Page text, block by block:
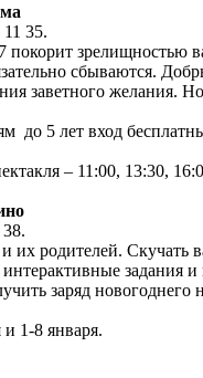
35.
зрелищностью
сбываются.
заветного
5 лет вход
– 11:00, 13:30,
их родителей. Скучать
заряд новогоднего
1-8 января.